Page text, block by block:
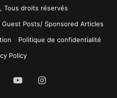
Tous droits réservés
Guest Posts/ Sponsored Articles
Politique de confidentialité
Policy
YouTubeInstagram